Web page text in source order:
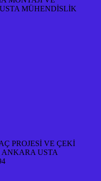
MÜHENDİSLİK
PROJESİ VE ÇEKİ
USTA